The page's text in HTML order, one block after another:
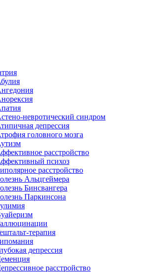
невротический синдром
депрессия
головного мозга
расстройство
психоз
расстройство
Альцгеймера
Бинсвангера
Паркинсона
терапия
депрессия
расстройство